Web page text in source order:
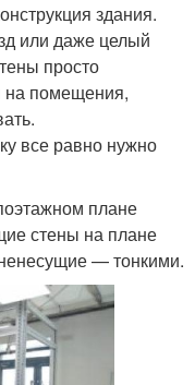
здания.
или даже целый
просто
на помещения,
все равно нужно
плане
стены на плане
— тонкими.